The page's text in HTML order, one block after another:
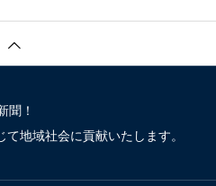
聞！
地域社会に貢献いたします。